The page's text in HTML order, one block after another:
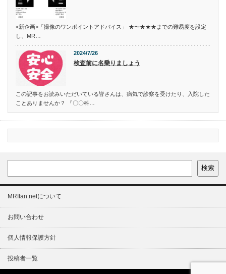
<新企画>「撮像のワンポイントアドバイス」 ★〜★★★までの難易度を設定
し、MR…
2024/7/26
検査前に名乗りましょう
この記事をお読みいただいている皆さんは、病気で診察を受けたり、入院した
ことありませんか？ 『〇〇科…
検索
MRIfan.netについて
お問い合わせ
個人情報保護方針
投稿者一覧